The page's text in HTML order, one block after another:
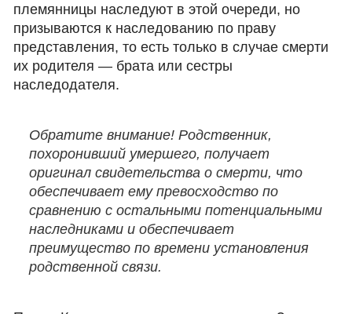
племянницы наследуют в этой очереди, но
призываются к наследованию по праву
представления, то есть только в случае смерти
их родителя — брата или сестры
наследодателя.
Обратите внимание! Родственник,
похоронивший умершего, получает
оригинал свидетельства о смерти, что
обеспечивает ему превосходство по
сравнению с остальными потенциальными
наследниками и обеспечивает
преимущество по времени установления
родственной связи.